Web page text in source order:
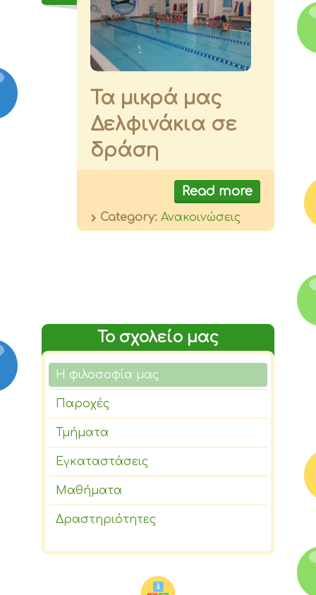
Τα μικρά μας
Δελφινάκια σε
δράση
Read more
Category: Ανακοινώσεις
Το σχολείο μας
Η φιλοσοφία μας
Παροχές
Τμήματα
Εγκαταστάσεις
Μαθήματα
Δραστηριότητες